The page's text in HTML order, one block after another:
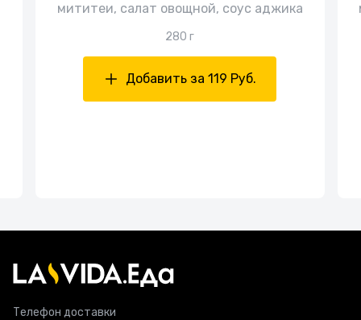
мититеи, салат овощной, соус аджика
280 г
Добавить за 119 Руб.
Телефон доставки